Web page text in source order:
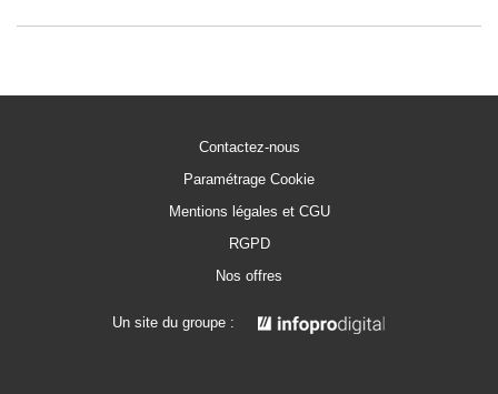
Contactez-nous
Paramétrage Cookie
Mentions légales et CGU
RGPD
Nos offres
Un site du groupe :